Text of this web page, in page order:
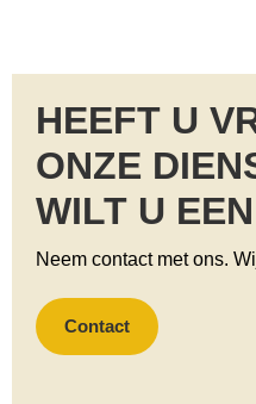
HEEFT U
ONZE
WILT U
Neem contact met ons.
Contact